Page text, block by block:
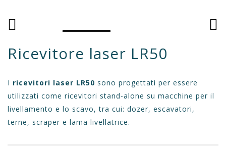
Ricevitore laser LR50
I ricevitori laser LR50 sono progettati per essere
utilizzati come ricevitori stand-alone su macchine per il
livellamento e lo scavo, tra cui: dozer, escavatori,
terne, scraper e lama livellatrice.